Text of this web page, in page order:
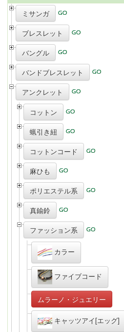
ミサンガ
ブレスレット
バングル
バンドブレスレット
アンクレット
コットン
蝋引き紐
コットンコード
麻ひも
ポリエステル系
真鍮鈴
ファッション系
カラー
ファイブコード
ムラーノ・ジュエリー
キャッツアイ[エッグ]